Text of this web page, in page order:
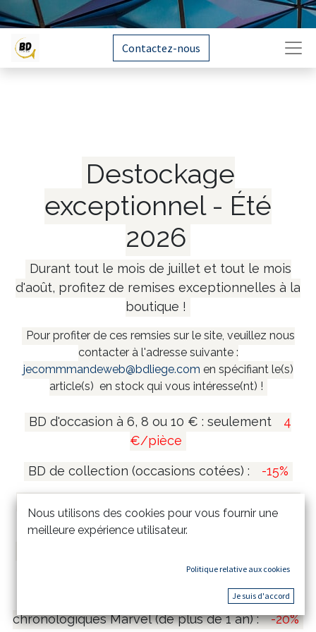
Contactez-nous
Destockage
exceptionnel - Été
2026
Durant tout le mois de juillet et tout le mois
d'août, profitez de remises exceptionnelles à la
boutique !
Pour profiter de ces remsies sur le site, veuillez nous
contacter à l'adresse suivante :
jecommmandeweb@bdliege.com en spécifiant le(s)
article(s) en stock qui vous intéresse(nt) !
BD d'occasion à 6, 8 ou 10 € : seulement
4
€/pièce
BD de collection (occasions cotées) : -15%
:
-20%
-15%
Comics Marvel Omnibus & Intégrales
chronologiques Marvel (de plus de 1 an) : -20%
Nous utilisons des cookies pour vous fournir une
meilleure expérience utilisateur.
Politique relative aux cookies
Je suis d'accord